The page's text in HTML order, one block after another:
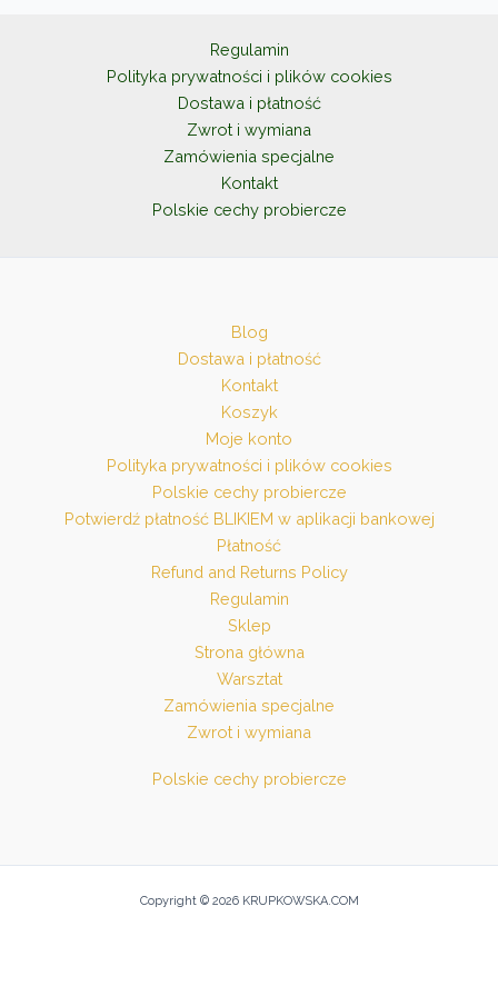
na
stronie
produktu
Regulamin
Polityka prywatności i plików cookies
Dostawa i płatność
Zwrot i wymiana
Zamówienia specjalne
Kontakt
Polskie cechy probiercze
Blog
Dostawa i płatność
Kontakt
Koszyk
Moje konto
Polityka prywatności i plików cookies
Polskie cechy probiercze
Potwierdź płatność BLIKIEM w aplikacji bankowej
Płatność
Refund and Returns Policy
Regulamin
Sklep
Strona główna
Warsztat
Zamówienia specjalne
Zwrot i wymiana
Polskie cechy probiercze
Copyright © 2026 KRUPKOWSKA.COM